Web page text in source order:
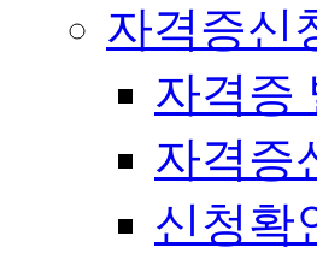
자격증신
자격증
자격증
신청확